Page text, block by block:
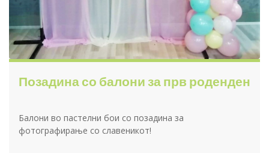
Позадина со балони за прв роденден
Балони во пастелни бои со позадина за
фотографирање со славеникот!